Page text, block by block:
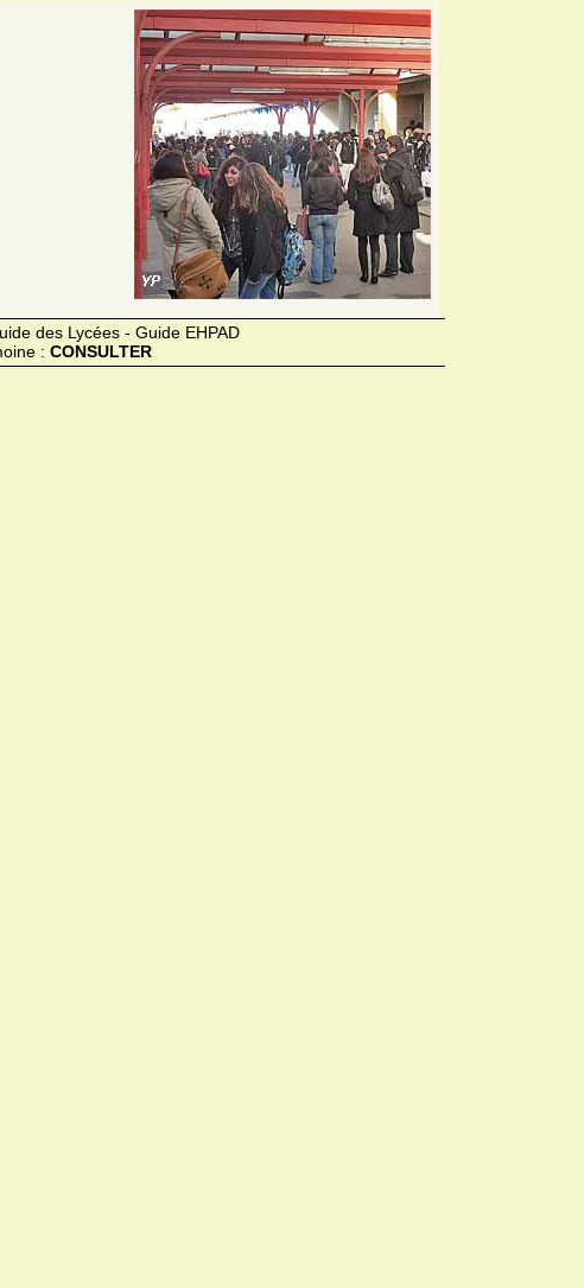
des Lycées - Guide EHPAD
: CONSULTER